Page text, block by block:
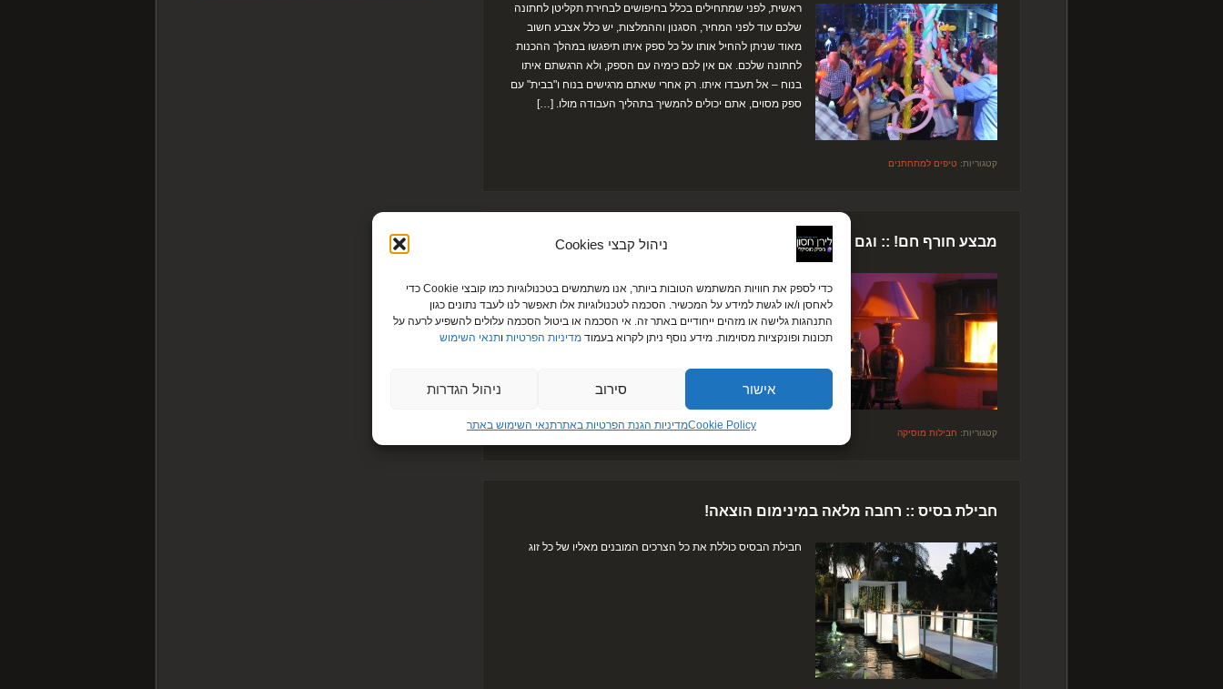
ניהול קבצי Cookies
כדי לספק את חוויות המשתמש הטובות ביותר, אנו משתמשים בטכנולוגיות כמו קובצי Cookie כדי
לאחסן ו/או לגשת למידע על המכשיר. הסכמה לטכנולוגיות אלו תאפשר לנו לעבד נתונים כגון
התנהגות גלישה או מזהים ייחודיים באתר זה. אי הסכמה או ביטול הסכמה עלולים להשפיע לרעה על
תכונות ופונקציות מסוימות. מידע נוסף ניתן לקרוא בעמודמדיניות הפרטיות ותנאי השימוש
אישור סירוב ניהול הגדרות
Cookie Policyמדיניות הגנת הפרטיות באתר​תנאי השימוש באתר
ראשית, לפני שמתחילים בכלל בחיפושים לבחירת תקליטן לחתונה
שלכם עוד לפני המחיר, הסגנון וההמלצות, יש כלל אצבע חשוב
מאוד שניתן להחיל אותו על כל ספק איתו תיפגשו במהלך ההכנות
לחתונה שלכם. אם אין לכם כימיה עם הספק, ולא הרגשתם איתו
בנוח – אל תעבדו איתו. רק אחרי שאתם מרגישים בנוח ו"בבית" עם
ספק מסוים, אתם יכולים להמשיך בתהליך העבודה מולו. […]
קטגוריות: טיפים למתחתנים
מבצע חורף חם! :: וגם הפקה מוסיקלית במתנה וגם מחיר… קטנטן!
כולל הפקה מוסיקלית ועמדת לדים במתנה! חודשי הקיץ החמים
מגיעים לסיומם ומפנים את השמיים למזג האוויר האפרורי ולכן כדי
לשמור על ההרגשה הטובה והשמחה למרות כל האפלוליות שבחוץ
באוזן ועוד יותר נעים בכיס! כל הזוגות המתחתנים בחודשים דצמבר
ועד פברואר, […]
קטגוריות: חבילות מוסיקה
חבילת בסיס :: רחבה מלאה במינימום הוצאה!
חבילת הבסיס כוללת את כל הצרכים המובנים מאליו של כל זוג